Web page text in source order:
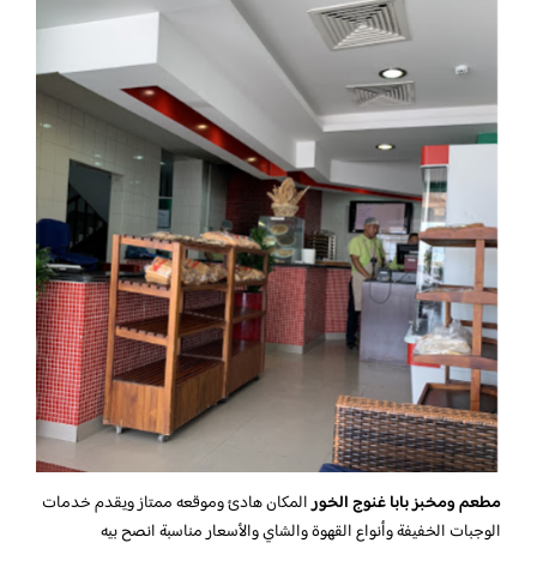
مطعم ومخبز بابا غنوج الخورالمكان هادئ وموقعه ممتاز ويقدم خدمات
الوجبات الخفيفة وأنواع القهوة والشاي والأسعار مناسبة انصح بيه